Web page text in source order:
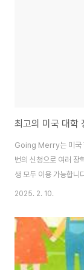
최고의 미국 대학
Going Merry는 미국
번의 신청으로 여러 장
생 모두 이용 가능합
Merry 개요🎓 설립 목적: 미국 학생들이 더 쉽게 장학금을 찾고 신청
원 가능📌 주요 특징: ✅ 학생 맞춤형 장학금 추천 ✅ 한 번의 신청으로 여러 장
학금 지원 ✅ 무료 사용 가능 ✅ FAFSA 신청 지원 서비스 제공📌 대상: 미국
고등학생, 대학생 (국제 학생은
📊 2. Going Merry 기
2025. 2. 10.